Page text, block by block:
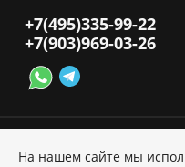
+7(495)335-99-22
+7(903)969-03-26
На нашем сайте мы